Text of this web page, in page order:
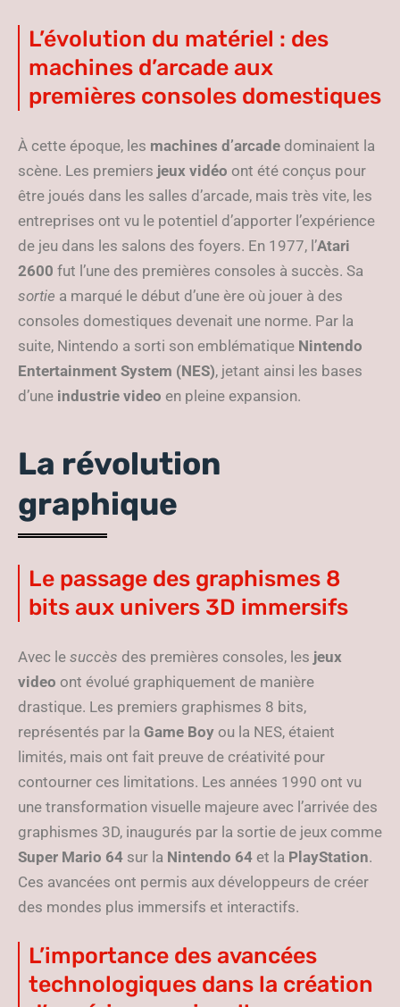
L’évolution du matériel : des
machines d’arcade aux
premières consoles domestiques
À cette époque, les machines d’arcade dominaient la
scène. Les premiers jeux vidéo ont été conçus pour
être joués dans les salles d’arcade, mais très vite, les
entreprises ont vu le potentiel d’apporter l’expérience
de jeu dans les salons des foyers. En 1977, l’Atari
2600 fut l’une des premières consoles à succès. Sa
sortie a marqué le début d’une ère où jouer à des
consoles domestiques devenait une norme. Par la
suite, Nintendo a sorti son emblématique Nintendo
Entertainment System (NES), jetant ainsi les bases
d’une industrie video en pleine expansion.
La révolution
graphique
Le passage des graphismes 8
bits aux univers 3D immersifs
Avec le succès des premières consoles, les jeux
video ont évolué graphiquement de manière
drastique. Les premiers graphismes 8 bits,
représentés par la Game Boy ou la NES, étaient
limités, mais ont fait preuve de créativité pour
contourner ces limitations. Les années 1990 ont vu
une transformation visuelle majeure avec l’arrivée des
graphismes 3D, inaugurés par la sortie de jeux comme
Super Mario 64 sur la Nintendo 64 et la PlayStation.
Ces avancées ont permis aux développeurs de créer
des mondes plus immersifs et interactifs.
L’importance des avancées
technologiques dans la création